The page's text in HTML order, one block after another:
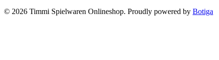
© 2026 Timmi Spielwaren Onlineshop. Proudly powered by Botiga